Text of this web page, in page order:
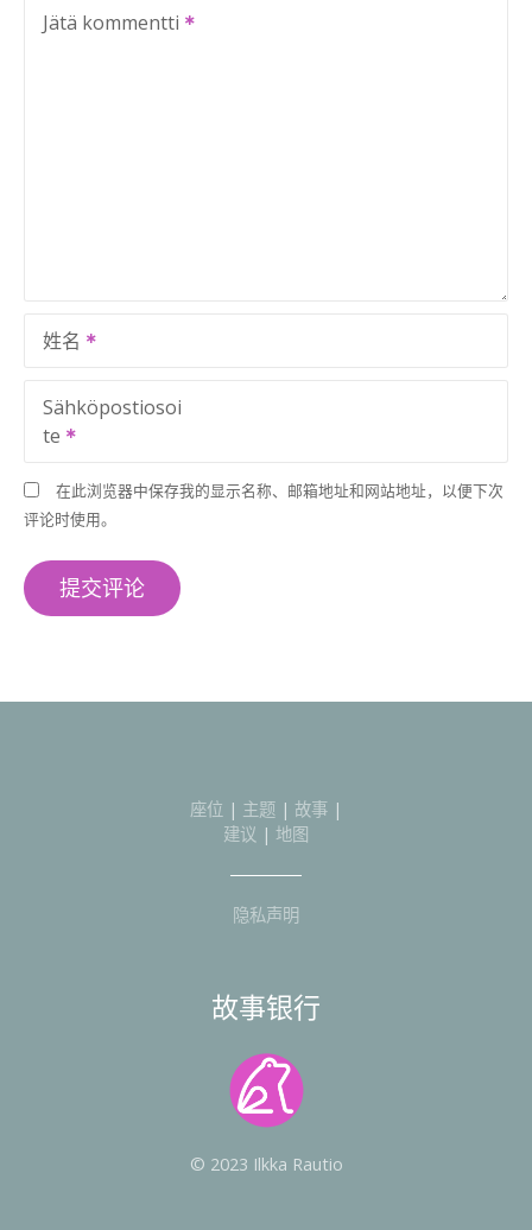
Jätä kommentti
姓名
Sähköpostiosoi
te
在此浏览器中保存我的显示名称、邮箱地址和网站地址，以便下次
评论时使用。
座位 | 主题 | 故事 |
建议 | 地图
隐私声明
故事银行
© 2023 Ilkka Rautio